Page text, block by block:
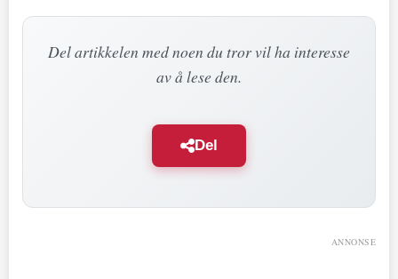
Del artikkelen med noen du tror vil ha interesse
av å lese den.
Del
ANNONSE